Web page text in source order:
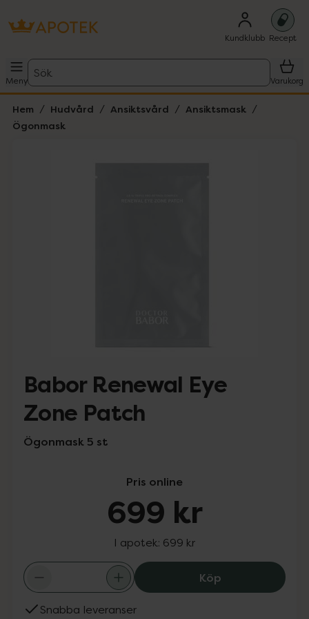
Kundklubb Recept
Meny
Sök
Varukorg
Hem Hudvård Ansiktsvård
Ansiktsmask
Ögonmask
Babor Renewal Eye
Zone Patch
Ögonmask 5 st
Pris online
699 kr
I apotek: 699 kr
KöpBabor Renewal
Snabba leveranser